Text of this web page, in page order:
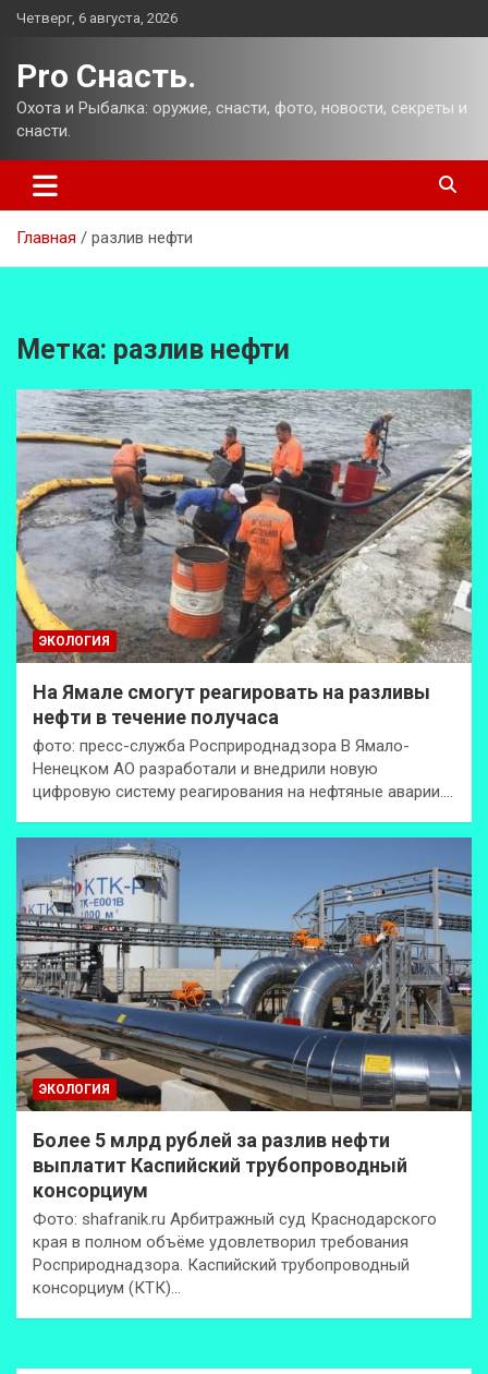
Перейти
Четверг, 6 августа, 2026
Pro Снасть.
Охота и Рыбалка: оружие, снасти, фото, новости, секреты и
снасти.
Главная разлив нефти
Метка: разлив нефти
ЭКОЛОГИЯ
На Ямале смогут реагировать на разливы
нефти в течение получаса
фото: пресс-служба Росприроднадзора В Ямало-
Ненецком АО разработали и внедрили новую
цифровую систему реагирования на нефтяные аварии.…
ЭКОЛОГИЯ
Более 5 млрд рублей за разлив нефти
выплатит Каспийский трубопроводный
консорциум
Фото: shafranik.ru Арбитражный суд Краснодарского
края в полном объёме удовлетворил требования
Росприроднадзора. Каспийский трубопроводный
консорциум (КТК)…